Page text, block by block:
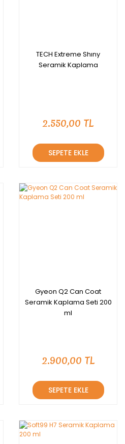
TECH Extreme Shıny
Seramik Kaplama
2.550,00 TL
SEPETE EKLE
Gyeon Q2 Can Coat
Seramik Kaplama Seti 200
ml
2.900,00 TL
SEPETE EKLE